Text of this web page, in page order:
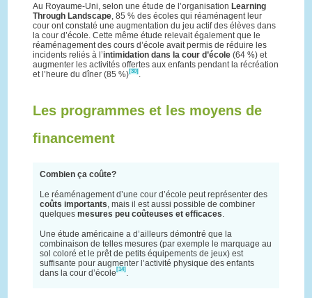
Au Royaume-Uni, selon une étude de l’organisation Learning
Through Landscape, 85 % des écoles qui réaménagent leur
cour ont constaté une augmentation du jeu actif des élèves dans
la cour d’école. Cette même étude relevait également que le
réaménagement des cours d’école avait permis de réduire les
incidents reliés à l’intimidation dans la cour d’école(64 %) et
augmenter les activités offertes aux enfants pendant la récréation
et l’heure du dîner (85 %)[30] .
Les programmes et les moyens de
financement
Combien ça coûte?
Le réaménagement d’une cour d’école peut représenter des
coûts importants , mais il est aussi possible de combiner
quelques mesures peu coûteuses et efficaces
Une étude américaine a d’ailleurs démontré que la
combinaison de telles mesures (par exemple le marquage au
sol coloré et le prêt de petits équipements de jeux) est
suffisante pour augmenter l’activité physique des enfants
dans la cour d’école [14] .